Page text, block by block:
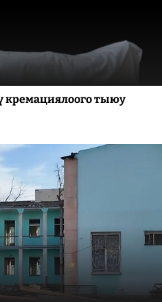
кремациялоого тыюу